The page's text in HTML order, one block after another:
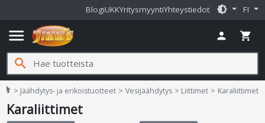
BlogiUKKYritysmyyntiYhteystiedot brightness_medium FI
menu person shopping_cart
search
home Jimms.fi
Jäähdytys- ja erikoistuotteet Vesijäähdytys Liittimet Karaliittimet
Karaliittimet